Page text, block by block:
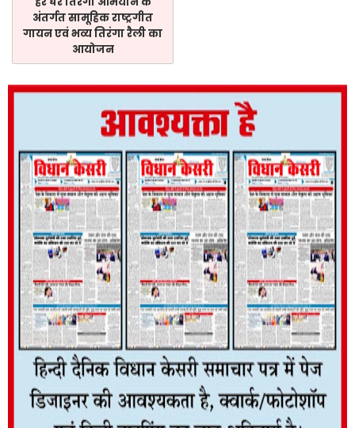
अंतर्गत सामूहिक राष्ट्रगीत
गायन एवं भव्य तिरंगा रैली का
आयोजन